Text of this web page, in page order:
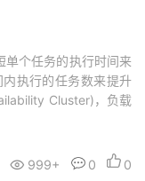
单个任务的执行时间来
执行的任务数来提升
Cluster)，负载
布式是指将不同的业
999+ 0 0